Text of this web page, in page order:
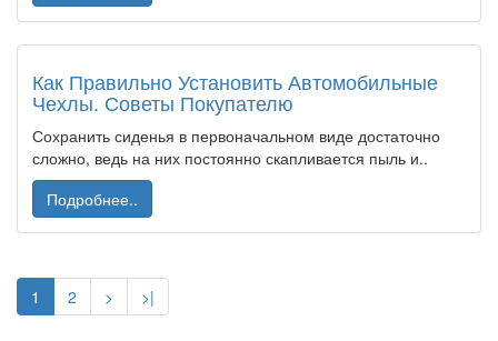
Как Правильно Установить Автомобильные
Чехлы. Советы Покупателю
Сохранить сиденья в первоначальном виде достаточно
сложно, ведь на них постоянно скапливается пыль и..
Подробнее..
1 2 > >|